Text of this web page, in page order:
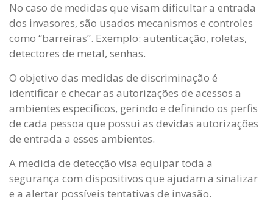
No caso de medidas que visam dificultar a entrada
dos invasores, são usados mecanismos e controles
como “barreiras”. Exemplo: autenticação, roletas,
detectores de metal, senhas.
O objetivo das medidas de discriminação é
identificar e checar as autorizações de acessos a
ambientes específicos, gerindo e definindo os perfis
de cada pessoa que possui as devidas autorizações
de entrada a esses ambientes.
A medida de detecção visa equipar toda a
segurança com dispositivos que ajudam a sinalizar
e a alertar possíveis tentativas de invasão.